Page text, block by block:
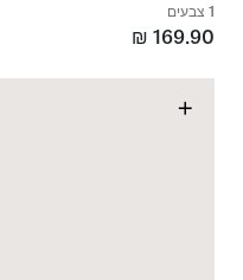
1 צבעים
₪ 169.90
+